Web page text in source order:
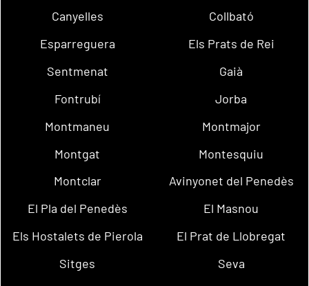
Canyelles
Collbató
Esparreguera
Els Prats de Rei
Sentmenat
Gaià
Fontrubí
Jorba
Montmaneu
Montmajor
Montgat
Montesquiu
Montclar
Avinyonet del Penedès
El Pla del Penedès
El Masnou
Els Hostalets de Pierola
El Prat de Llobregat
Sitges
Seva